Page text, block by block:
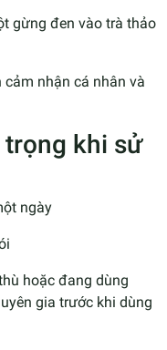
gừng đen vào trà thảo
cảm nhận cá nhân và
khi sử
ngày
hoặc đang dùng
gia trước khi dùng